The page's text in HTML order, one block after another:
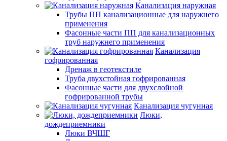
Канализация наружная
Трубы ПП канализационные для наружнего
применения
Фасонные части ПП для канализационных
труб наружнего применения
Канализация
гофрированная
Дренаж в геотекстиле
Труба двухстойная гофрированная
Фасонные части для двухслойной
гофрированной трубы
Канализация чугунная
Люки,
дождеприемники
Люки ВЧШГ